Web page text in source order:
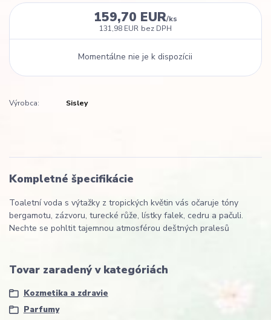
159,70 EUR/ks
131,98 EUR bez DPH
Momentálne nie je k dispozícii
Výrobca: Sisley
Kompletné špecifikácie
Toaletní voda s výtažky z tropických květin vás očaruje tóny
bergamotu, zázvoru, turecké růže, lístky falek, cedru a pačuli.
Nechte se pohltit tajemnou atmosférou deštných pralesů
Tovar zaradený v kategóriách
Kozmetika a zdravie
Parfumy